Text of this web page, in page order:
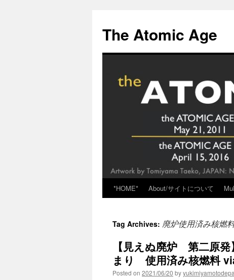
content
The Atomic Age
*HOME* About/サイトについて
Tag Archives: 廃炉使用済み核燃
【見えぬ廃炉 第二原
まり 使用済み核燃料
Posted on 2021/06/20 by